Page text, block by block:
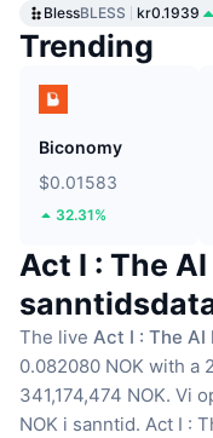
BlessBLESS kr0.1939
Trending
Biconomy
$0.01583
32.31%
Act I : The
The live Act I : The
0.082080 NOK with a
341,174,474 NOK. Vi
NOK i sanntid. Act I :